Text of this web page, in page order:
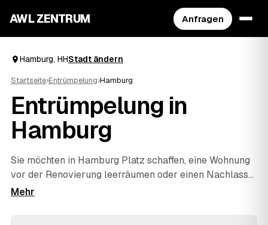
AWL ZENTRUM Anfragen
Hamburg, HHStadt ändern
Startseite›Entrümpelung›Hamburg
Entrümpelung in
Hamburg
Sie möchten in Hamburg Platz schaffen, eine Wohnung
vor der Renovierung leerräumen oder einen Nachlass
auflösen? Beschreiben Sie Ihren Auftrag bei AWL